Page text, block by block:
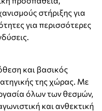
στήριξης για
για περισσότερες
και βασικός
της χώρας. Με
όλων των θεσμών,
και ανθεκτική